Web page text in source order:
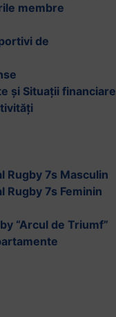
membre
de
și Situații financiare
Rugby 7s Masculin
Rugby 7s Feminin
“Arcul de Triumf”